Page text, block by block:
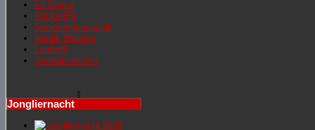
Fit Dance
RückenFit
Seniorengymnastik
Nordic Walking
Lauftreff
Sportabzeichen
Jongliernacht